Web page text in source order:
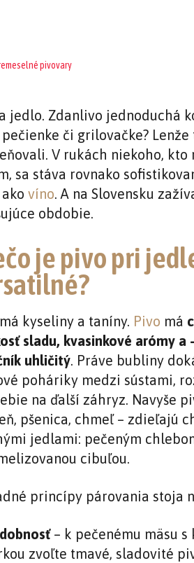
jedlo. Zdanlivo jednoduchá
či grilovačke?
V rukách niekoho, kto
sa stáva rovnako
víno. A na Slovensku
obdobie.
je pivo pri
kyseliny a taníny. Pivo má
sladu, kvasinkové arómy a
uhličitý. Práve bubliny
poháriky medzi sústami,
na ďalší záhryz. Navyše
pšenica, chmeľ – zdieľajú
jedlami: pečeným
cibuľou.
princípy párovania stoja
– k pečenému mäsu s
zvoľte tmavé, sladovité